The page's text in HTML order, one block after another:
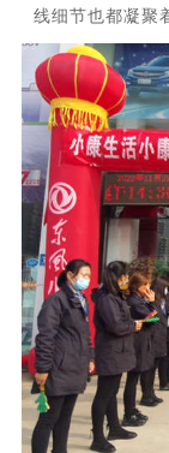
线细节也都凝聚